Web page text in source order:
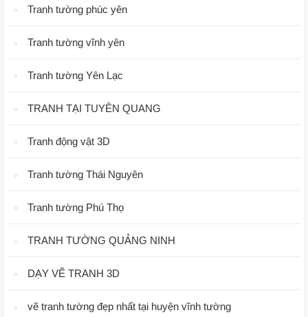
Tranh tường phúc yên
Tranh tường vĩnh yên
Tranh tường Yên Lạc
TRANH TẠI TUYÊN QUANG
Tranh động vật 3D
Tranh tường Thái Nguyên
Tranh tường Phú Thọ
TRANH TƯỜNG QUẢNG NINH
DẠY VẼ TRANH 3D
vẽ tranh tường đẹp nhất tại huyện vĩnh tường